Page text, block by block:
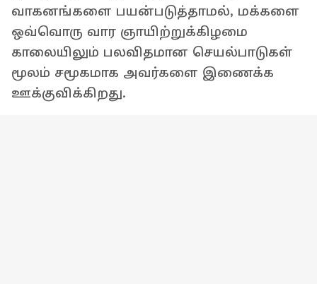
வாகனங்களை பயன்படுத்தாமல், மக்களை
ஒவ்வொரு வார ஞாயிற்றுக்கிழமை
காலையிலும் பலவிதமான செயல்பாடுகள்
மூலம் சமூகமாக அவர்களை இணைக்க
ஊக்குவிக்கிறது.